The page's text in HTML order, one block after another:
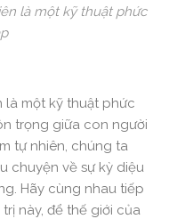
là một kỹ thuật phức
là một kỹ thuật phức
trọng giữa con người
tự nhiên, chúng ta
chuyện về sự kỳ diệu
Hãy cùng nhau tiếp
này, để thế giới của